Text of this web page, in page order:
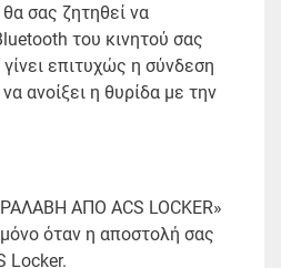
σας ζητηθεί να
του κινητού σας
επιτυχώς η σύνδεση
ανοίξει η θυρίδα με την
ΑΠΟ ACS LOCKER»
όταν η αποστολή σας
Locker.